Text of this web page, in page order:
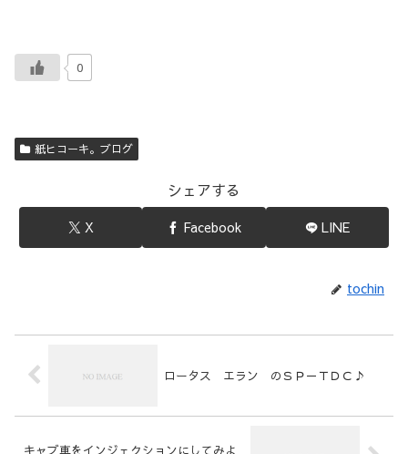
0
紙ヒコーキ。ブログ
シェアする
X Facebook LINE
tochin
ロータス エラン のＳＰ－ＴＤＣ♪
キャブ車をインジェクションにしてみよ